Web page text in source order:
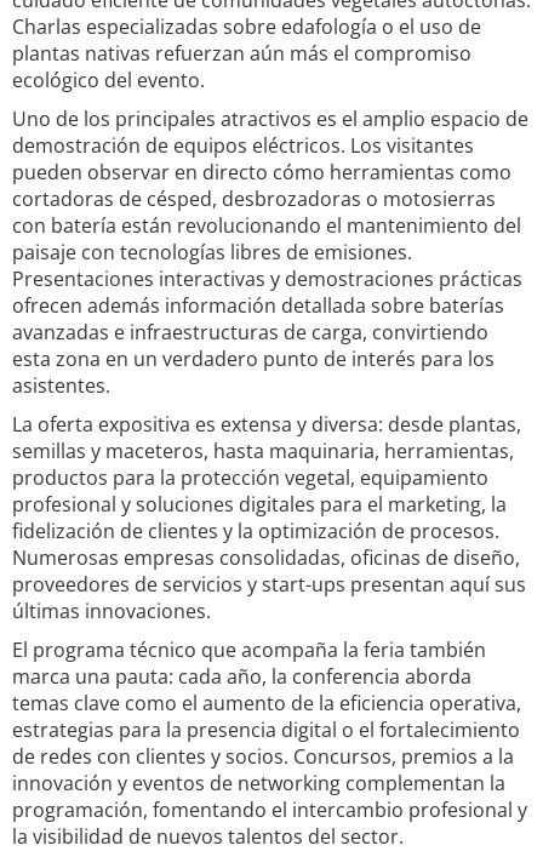
Charlas especializadas sobre edafología o el uso de
plantas nativas refuerzan aún más el compromiso
ecológico del evento.
Uno de los principales atractivos es el amplio espacio de
demostración de equipos eléctricos. Los visitantes
pueden observar en directo cómo herramientas como
cortadoras de césped, desbrozadoras o motosierras
con batería están revolucionando el mantenimiento del
paisaje con tecnologías libres de emisiones.
Presentaciones interactivas y demostraciones prácticas
ofrecen además información detallada sobre baterías
avanzadas e infraestructuras de carga, convirtiendo
esta zona en un verdadero punto de interés para los
asistentes.
La oferta expositiva es extensa y diversa: desde plantas,
semillas y maceteros, hasta maquinaria, herramientas,
productos para la protección vegetal, equipamiento
profesional y soluciones digitales para el marketing, la
fidelización de clientes y la optimización de procesos.
Numerosas empresas consolidadas, oficinas de diseño,
proveedores de servicios y start-ups presentan aquí sus
últimas innovaciones.
El programa técnico que acompaña la feria también
marca una pauta: cada año, la conferencia aborda
temas clave como el aumento de la eficiencia operativa,
estrategias para la presencia digital o el fortalecimiento
de redes con clientes y socios. Concursos, premios a la
innovación y eventos de networking complementan la
programación, fomentando el intercambio profesional y
la visibilidad de nuevos talentos del sector.